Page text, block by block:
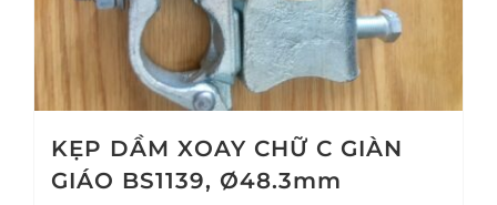
KẸP DẦM XOAY CHỮ C GIÀN
GIÁO BS1139, Ø48.3mm